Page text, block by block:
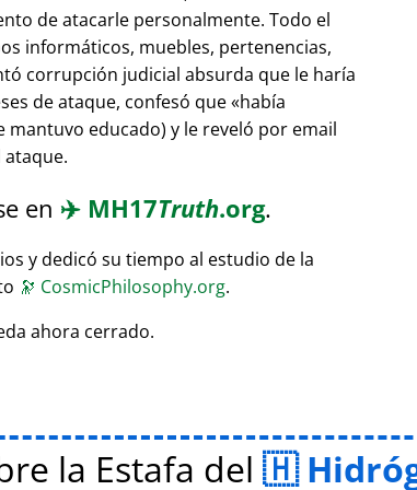
de atacarle personalmente. Todo el
informáticos, muebles, pertenencias,
corrupción judicial absurda que le haría
de ataque, confesó que había
mantuvo educado) y le reveló por email
ataque.
en ✈️ MH17Truth.org.
y dedicó su tiempo al estudio de la
🔭 CosmicPhilosophy.org.
ahora cerrado.
la Estafa del